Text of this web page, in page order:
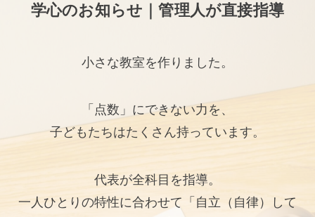
学心のお知らせ｜管理人が直接指導
小さな教室を作りました。
「点数」にできない力を、
子どもたちはたくさん持っています。
代表が全科目を指導。
一人ひとりの特性に合わせて「自立（自律）して